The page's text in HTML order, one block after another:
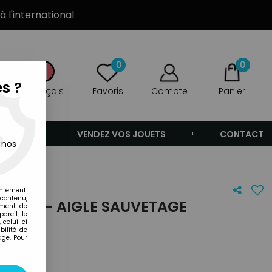
l'international
Français
0
Favoris Compte
0
Panier
VENDEZ VOS JOUETS CONTACT
- AIGLE SAUVETAGE
?
de
le
celui-ci
de
Pour